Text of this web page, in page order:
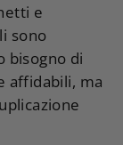
e
sono
bisogno di
affidabili, ma